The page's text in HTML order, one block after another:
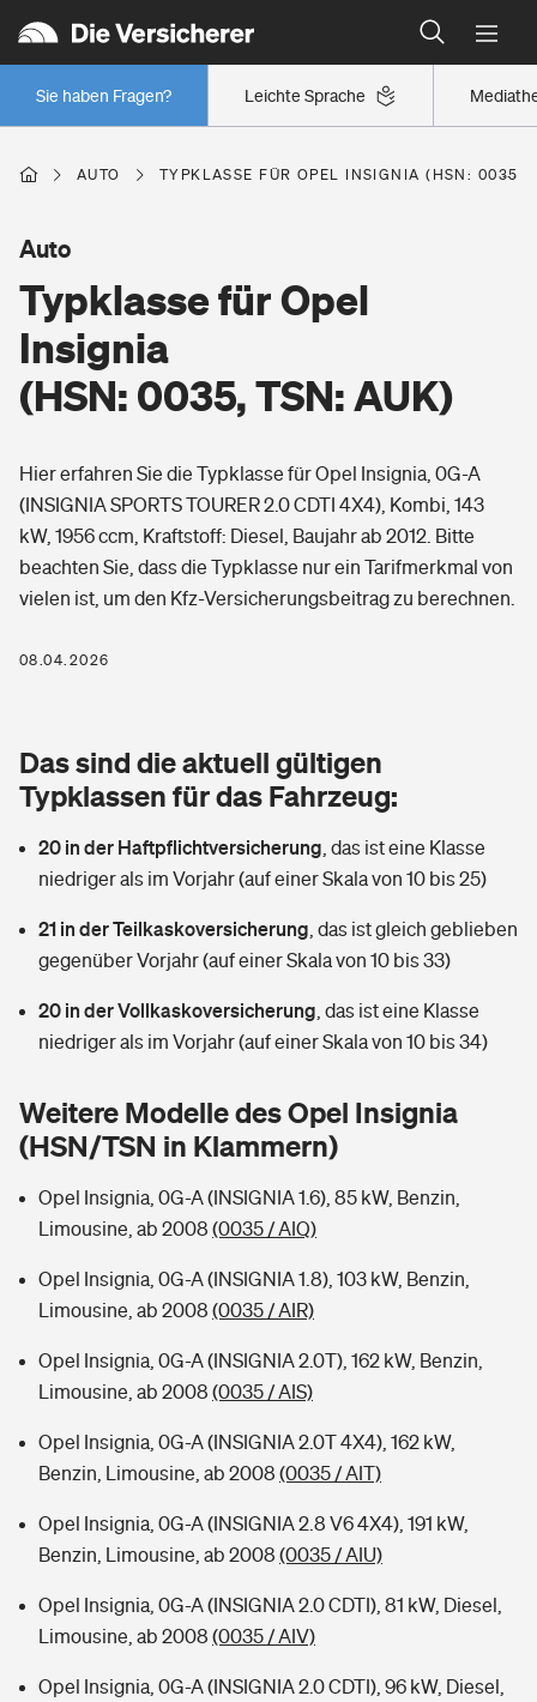
Leichte Sprache
Sie haben Fragen?
Wer versichert was: Jetzt Versicherer finden
Regionalklassen: So ist Ihre Region eingestuft
Wer versichert was: Jetzt Versicherer finden
Berufsunfähigkeitsversicherung
Erwerbsunfähigkeitsversicherung
Arbeitsrechtsschutz
Berufshaftpflichtversicherung
Rentenrechner: Wie viel Geld bekomme ich im Alter?
Wer versichert was: Jetzt Versicherer finden
Wohnen
Wohngebäudeversicherung
Hausratversicherung
Elementarversicherung
Photovoltaik
Wärmepumpen versichern
Vermieterrrechtsschutz
Mietkautionsversicherung
Zur Übersicht
Tools
Hochwasser-Check: Wie gefährdet ist Ihr Haus?
Wer versichert was: Jetzt Versicherer finden
Pri­vate Haft­pflicht­
Rechts­schutz­ver­si­che­rung
Kinderunfall­ver­si­che­rung
Reiseversicherung
Pferdehalter-Haftpflicht
Private Cyberversicherung
Musikinstrumentenversicherung
Typklassen: So ist Ihr Auto eingestuft
Sie haben Fragen?
Gesundheit
Private Krankenversicherung
Tierkrankenversicherung
Zur Übersicht
Tools
Wer versichert was: Jetzt Versicherer finden
Rentenrechner: Wie viel Geld bekomme ich im Alter?
AUTO TYPKLASSE FÜR OPEL INSIGNIA (HSN: 0035,
Typklasse für Opel
Insignia
(HSN: 0035, TSN: AUK)
Auto
Hier erfahren Sie die Typklasse für Opel Insignia, 0G-A
(INSIGNIA SPORTS TOURER 2.0 CDTI 4X4), Kombi, 143
kW, 1956 ccm, Kraftstoff: Diesel, Baujahr ab 2012. Bitte
beachten Sie, dass die Typklasse nur ein Tarifmerkmal von
vielen ist, um den Kfz-Versicherungsbeitrag zu berechnen.
08.04.2026
Das sind die aktuell gültigen
Typklassen für das Fahrzeug:
20 in der Haftpflichtversicherung das ist eine Klasse
niedriger als im Vorjahr (auf einer Skala von 10 bis 25)
21 in der Teilkaskoversicherung das ist gleich geblieben
gegenüber Vorjahr (auf einer Skala von 10 bis 33)
20 in der Vollkaskoversicherung das ist eine Klasse
niedriger als im Vorjahr (auf einer Skala von 10 bis 34)
Weitere Modelle des Opel Insignia
(HSN/TSN in Klammern)
Opel Insignia, 0G-A (INSIGNIA 1.6), 85 kW, Benzin,
Limousine, ab 2008 (0035 / AIQ)
Opel Insignia, 0G-A (INSIGNIA 1.8), 103 kW, Benzin,
Limousine, ab 2008 (0035 / AIR)
Opel Insignia, 0G-A (INSIGNIA 2.0T), 162 kW, Benzin,
Limousine, ab 2008 (0035 / AIS)
Opel Insignia, 0G-A (INSIGNIA 2.0T 4X4), 162 kW,
Benzin, Limousine, ab 2008 (0035 / AIT)
Opel Insignia, 0G-A (INSIGNIA 2.8 V6 4X4), 191 kW,
Benzin, Limousine, ab 2008 (0035 / AIU)
Opel Insignia, 0G-A (INSIGNIA 2.0 CDTI), 81 kW, Diesel,
Limousine, ab 2008 (0035 / AIV)
Opel Insignia, 0G-A (INSIGNIA 2.0 CDTI), 96 kW, Diesel,